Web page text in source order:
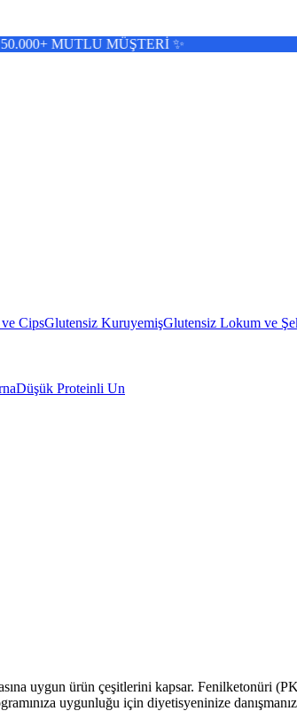
MÜŞTERİ ✨
CipsGlutensiz KuruyemişGlutensiz Lokum ve
Düşük Proteinli Un
uygun ürün çeşitlerini kapsar. Fenilketonüri
uygunluğu için diyetisyeninize